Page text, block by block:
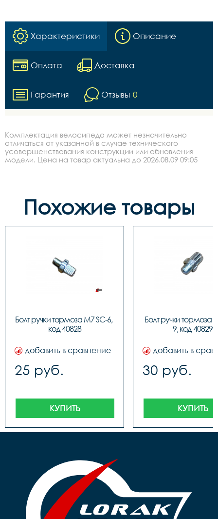
Характеристики Описание
Оплата Доставка
Гарантия Отзывы 0
Комплектация велосипеда может незначительно
отличаться от указанной в случае технического
усовершенствования конструкции или обновления
модели. Цена на товар актуальна до 2026.08.09 09:05
Похожие товары
Болт ручки тормоза M7 SC-6,
код 40828
добавить в сравнение
25 руб.
КУПИТЬ
Болт ручки тормоза
9, код 40829
добавить в
30 руб.
КУПИТЬ